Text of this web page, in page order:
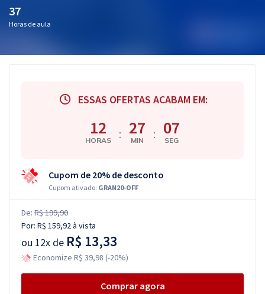
37
Horas de aula
ESSAS OFERTAS ACABAM EM:
12
HORAS : 27
MIN : 06
SEG
Cupom de 20% de desconto
Cupom ativado: GRAN20-OFF
De: R$ 199,90
Por: R$ 159,92à vista
ou 12x de R$ 13,33
Economize R$ 39,98 (-20%)
Comprar agora